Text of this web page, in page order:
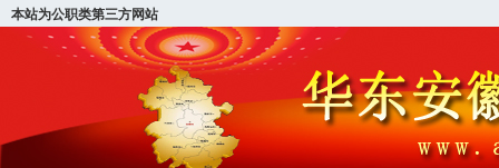
本站为公职类第三方网站